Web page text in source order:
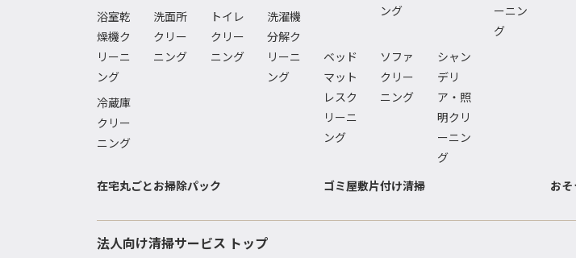
浴室乾
燥機ク
リーニ
ング
洗面所
クリー
ニング
トイレ
クリー
ニング
洗濯機
分解ク
リーニ
ング
冷蔵庫
クリー
ニング
ング
ーニン
グ
ベッド
マット
レスク
リーニ
ング
ソファ
クリー
ニング
シャン
デリ
ア・照
明クリ
ーニン
グ
在宅丸ごとお掃除パック ゴミ屋敷片付け清掃 お
法人向け清掃サービス トップ